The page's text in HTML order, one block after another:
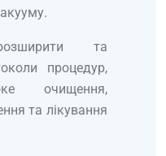
та
процедур,
очищення,
та лікування